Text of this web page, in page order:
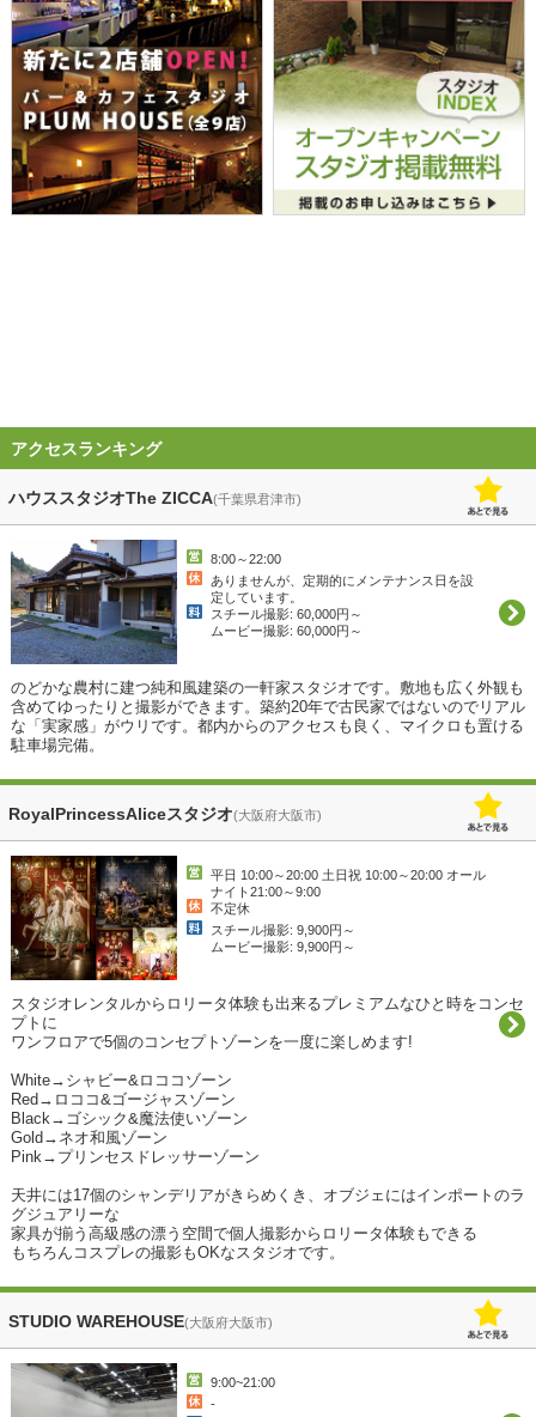
アクセスランキング
ハウススタジオThe ZICCA(千葉県君津市)
8:00～22:00
ありませんが、定期的にメンテナンス日を設
定しています。
スチール撮影: 60,000円～
ムービー撮影: 60,000円～
のどかな農村に建つ純和風建築の一軒家スタジオです。敷地も広く外観も
含めてゆったりと撮影ができます。築約20年で古民家ではないのでリアル
な「実家感」がウリです。都内からのアクセスも良く、マイクロも置ける
駐車場完備。
RoyalPrincessAliceスタジオ(大阪府大阪市)
平日 10:00～20:00 土日祝 10:00～20:00 オール
ナイト21:00～9:00
不定休
スチール撮影: 9,900円～
ムービー撮影: 9,900円～
スタジオレンタルからロリータ体験も出来るプレミアムなひと時をコンセ
プトに
ワンフロアで5個のコンセプトゾーンを一度に楽しめます!
White→シャビー&ロココゾーン
Red→ロココ&ゴージャスゾーン
Black→ゴシック&魔法使いゾーン
Gold→ネオ和風ゾーン
Pink→プリンセスドレッサーゾーン
天井には17個のシャンデリアがきらめくき、オブジェにはインポートのラ
グジュアリーな
家具が揃う高級感の漂う空間で個人撮影からロリータ体験もできる
もちろんコスプレの撮影もOKなスタジオです。
STUDIO WAREHOUSE(大阪府大阪市)
9:00~21:00
-